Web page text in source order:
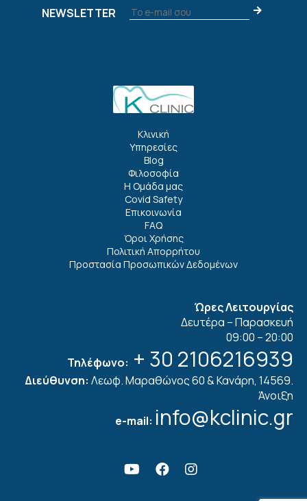
NEWSLETTER
Κλινική
Υπηρεσίες
Blog
Φιλοσοφία
Η Ομάδα μας
Covid Safety
Επικοινωνία
FAQ
Όροι Χρήσης
Πολιτική Απορρήτου
Προστασία Προσωπικών Δεδομένων
Ώρες Λειτουργίας
Δευτέρα – Παρασκευή
09:00 – 20:00
Τηλέφωνο: + 30 2106216939
Διεύθυνση: Λεωφ. Μαραθώνος 60 & Κανάρη, 14569.
Άνοιξη
e-mail: info@kclinic.gr